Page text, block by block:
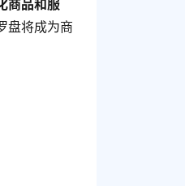
商品和服
盘将成为商